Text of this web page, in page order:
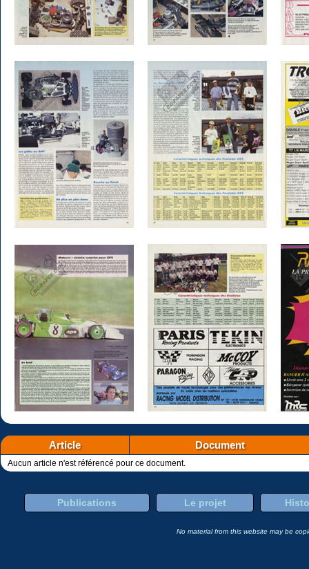
Article Document
Aucun article n'est référencé pour ce document.
Publications Le projet
No material from this website may be